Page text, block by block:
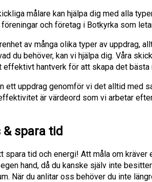
målare kan hjälpa dig med alla
och företag i Botkyrka som
av många olika typer av uppdrag,
du behöver, kan vi hjälpa dig. Våra
effektivt hantverk för att skapa det
ett uppdrag genomför vi det alltid med
är värdeord som vi arbetar
spara tid
spara tid och energi! Att måla om
hand, då du kanske själv inte
När du anlitar oss behöver du inte